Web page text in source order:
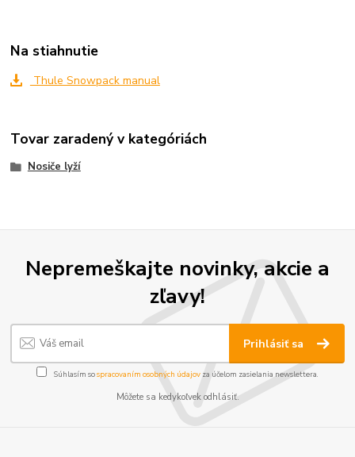
Na stiahnutie
Thule Snowpack manual
Tovar zaradený v kategóriách
Nosiče lyží
Nepremeškajte novinky, akcie a
zľavy!
Prihlásiť sa
Súhlasím sospracovaním osobných údajov za účelom zasielania newslettera.
Môžete sa kedykoľvek odhlásiť.